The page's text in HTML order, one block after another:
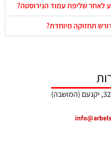
שליפת עמוד הנירוסטה?
תחזוקה מיוחדת?